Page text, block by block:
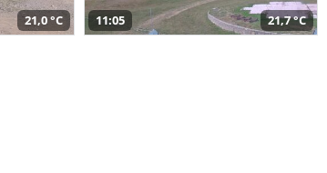
21,0 °C 11:05 21,7 °C